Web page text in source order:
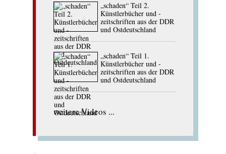
„schaden“ Teil 2.
Künstlerbücher und -
zeitschriften aus der DDR
und Ostdeutschland
„schaden“ Teil 1.
Künstlerbücher und -
zeitschriften aus der DDR
und Ostdeutschland
weitere Videos ...